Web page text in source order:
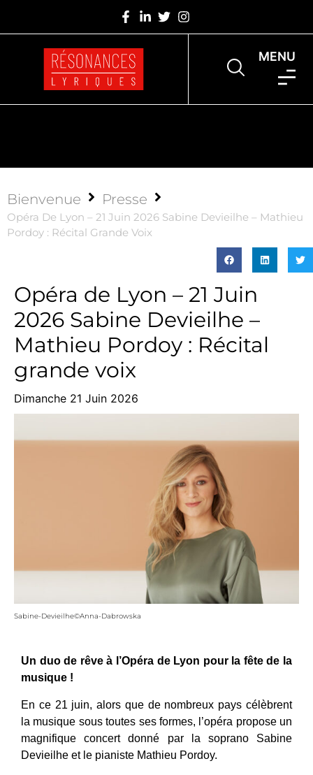
MENU
Bienvenue Presse
Opéra De Lyon – 21 Juin 2026 Sabine Devieilhe – Mathieu
Pordoy : Récital Grande Voix
Opéra de Lyon – 21 Juin
2026 Sabine Devieilhe –
Mathieu Pordoy : Récital
grande voix
Dimanche 21 Juin 2026
Sabine-Devieilhe©Anna-Dabrowska
Un duo de rêve à l’Opéra de Lyon pour la fête de la
musique !
En ce 21 juin, alors que de nombreux pays célèbrent
la musique sous toutes ses formes, l’opéra propose un
magnifique concert donné par la soprano Sabine
Devieilhe et le pianiste Mathieu Pordoy.